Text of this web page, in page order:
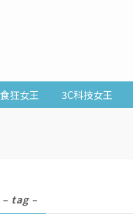
狂女王 3C科技女王
– tag –